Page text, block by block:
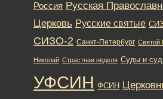
Россия Русская
Церковь Русские святые
СИЗО-2 Санкт-Петербург Святой
Николай Страстная неделя Суды и
УФСИН ФСИН